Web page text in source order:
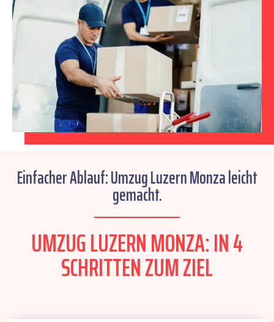
Einfacher Ablauf: Umzug Luzern Monza leicht
gemacht.
UMZUG LUZERN MONZA: IN 4
SCHRITTEN ZUM ZIEL